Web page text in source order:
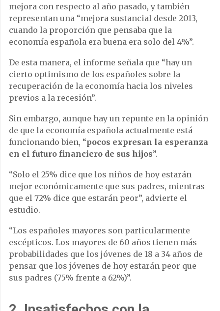
mejora con respecto al año pasado, y también
representan una “mejora sustancial desde 2013,
cuando la proporción que pensaba que la
economía española era buena era solo del 4%”.
De esta manera, el informe señala que “hay un
cierto optimismo de los españoles sobre la
recuperación de la economía hacia los niveles
previos a la recesión”.
Sin embargo, aunque hay un repunte en la opinión
de que la economía española actualmente está
funcionando bien, “pocos expresan la esperanza
en el futuro financiero de sus hijos”.
“Solo el 25% dice que los niños de hoy estarán
mejor económicamente que sus padres, mientras
que el 72% dice que estarán peor”, advierte el
estudio.
“Los españoles mayores son particularmente
escépticos. Los mayores de 60 años tienen más
probabilidades que los jóvenes de 18 a 34 años de
pensar que los jóvenes de hoy estarán peor que
sus padres (75% frente a 62%)”.